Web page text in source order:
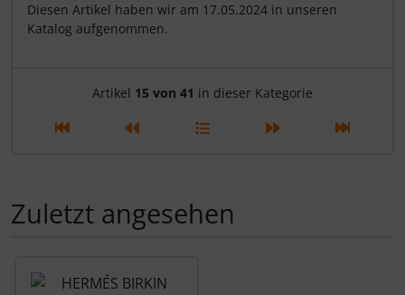
Diesen Artikel haben wir am 17.05.2024 in unseren
Katalog aufgenommen.
Artikelnavigation innerhalb
Artikel 15 von 41 in dieser Kategorie
Zuletzt angesehen